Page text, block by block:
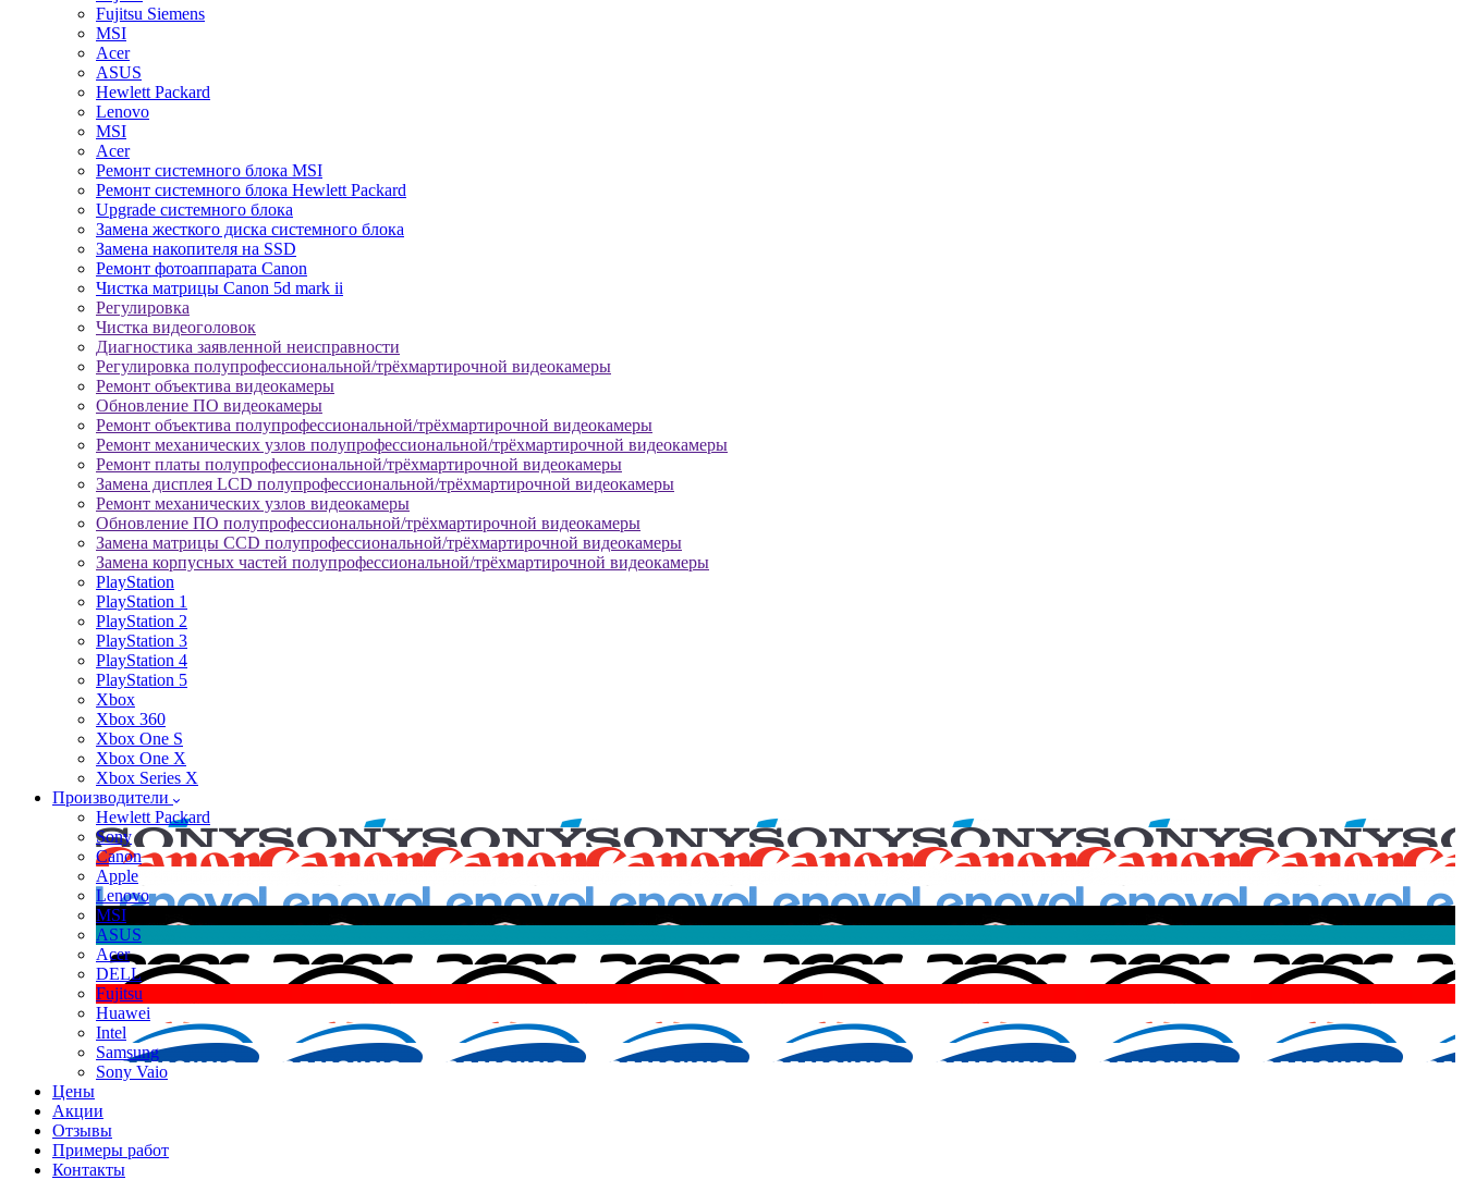
Fujitsu Siemens
MSI
Acer
ASUS
Hewlett Packard
Lenovo
MSI
Acer
Ремонт системного блока MSI
Ремонт системного блока Hewlett Packard
Upgrade системного блока
Замена жесткого диска системного блока
Замена накопителя на SSD
Ремонт фотоаппарата Canon
Чистка матрицы Canon 5d mark ii
Регулировка
Чистка видеоголовок
Диагностика заявленной неисправности
Регулировка полупрофессиональной/трёхмартирочной видеокамеры
Ремонт объектива видеокамеры
Обновление ПО видеокамеры
Ремонт объектива полупрофессиональной/трёхмартирочной видеокамеры
Ремонт механических узлов полупрофессиональной/трёхмартирочной видеокамеры
Ремонт платы полупрофессиональной/трёхмартирочной видеокамеры
Замена дисплея LCD полупрофессиональной/трёхмартирочной видеокамеры
Ремонт механических узлов видеокамеры
Обновление ПО полупрофессиональной/трёхмартирочной видеокамеры
Замена матрицы CCD полупрофессиональной/трёхмартирочной видеокамеры
Замена корпусных частей полупрофессиональной/трёхмартирочной видеокамеры
PlayStation
PlayStation 1
PlayStation 2
PlayStation 3
PlayStation 4
PlayStation 5
Xbox
Xbox 360
Xbox One S
Xbox One X
Xbox Series X
Производители
Hewlett Packard
Sony
Canon
Apple
Lenovo
MSI
ASUS
Acer
DELL
Fujitsu
Huawei
Intel
Samsung
Sony Vaio
Цены
Акции
Отзывы
Примеры работ
Контакты